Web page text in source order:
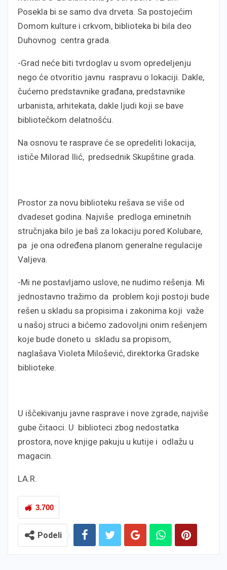
Posekla bi se samo dva drveta. Sa postojećim
Domom kulture i crkvom, biblioteka bi bila deo
Duhovnog centra grada.
-Grad neće biti tvrdoglav u svom opredeljenju
nego će otvoritio javnu raspravu o lokaciji. Dakle,
čućemo predstavnike građana, predstavnike
urbanista, arhitekata, dakle ljudi koji se bave
bibliotečkom delatnošću.
Na osnovu te rasprave će se opredeliti lokacija,
ističe Milorad Ilić, predsednik Skupštine grada.
Prostor za novu biblioteku rešava se više od
dvadeset godina. Najviše predloga eminetnih
stručnjaka bilo je baš za lokaciju pored Kolubare,
pa je ona određena planom generalne regulacije
Valjeva.
-Mi ne postavljamo uslove, ne nudimo rešenja. Mi
jednostavno tražimo da problem koji postoji bude
rešen u skladu sa propisima i zakonima koji važe
u našoj struci a bićemo zadovoljni onim rešenjem
koje bude doneto u skladu sa propisom,
naglašava Violeta Milošević, direktorka Gradske
biblioteke.
U iščekivanju javne rasprave i nove zgrade, najviše
gube čitaoci. U biblioteci zbog nedostatka
prostora, nove knjige pakuju u kutije i odlažu u
magacin.
LA.R.
3.700
Podeli